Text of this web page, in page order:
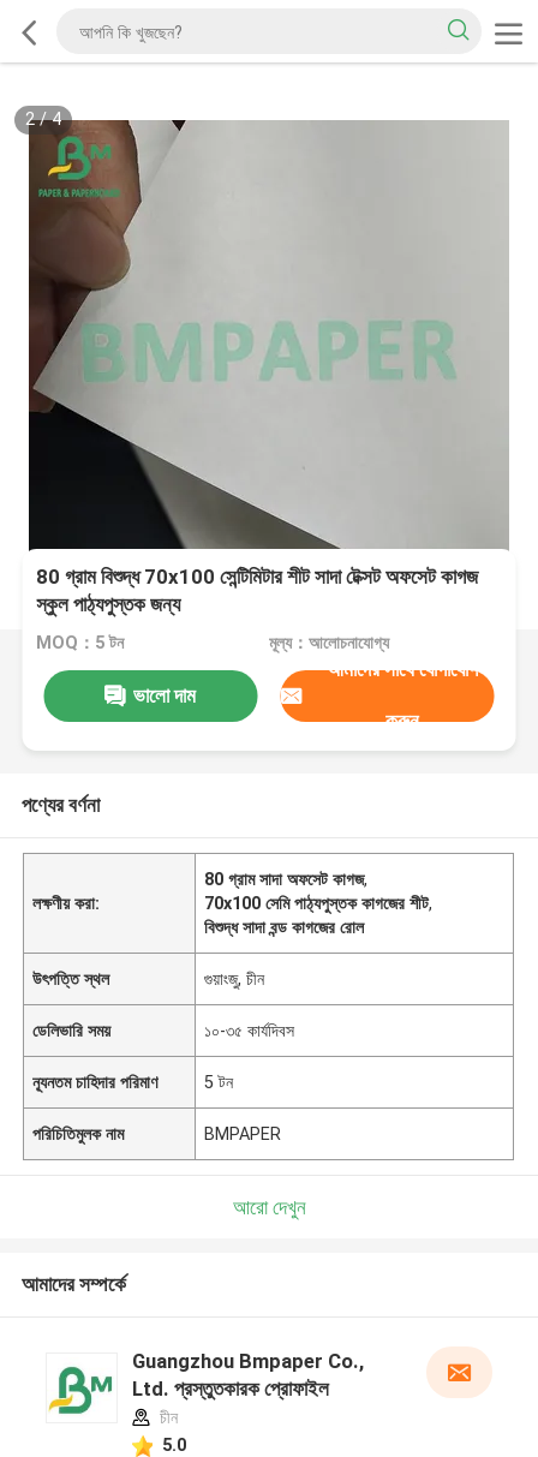
2/4
80 গ্রাম বিশুদ্ধ 70x100 সেন্টিমিটার শীট সাদা টেক্সট অফসেট কাগজ
স্কুল পাঠ্যপুস্তক জন্য
MOQ：5 টন মূল্য：আলোচনাযোগ্য
ভালো দাম
আমাদের সাথে যোগাযোগ
করুন
পণ্যের বর্ণনা
লক্ষণীয় করা:
80 গ্রাম সাদা অফসেট কাগজ,
70x100 সেমি পাঠ্যপুস্তক কাগজের শীট,
বিশুদ্ধ সাদা বন্ড কাগজের রোল
উৎপত্তি স্থল গুয়াংজু, চীন
ডেলিভারি সময় ১০-৩৫ কার্যদিবস
ন্যূনতম চাহিদার পরিমাণ 5 টন
পরিচিতিমুলক নাম BMPAPER
আরো দেখুন
আমাদের সম্পর্কে
Guangzhou Bmpaper Co.,
Ltd. প্রস্তুতকারক প্রোফাইল
চীন
5.0